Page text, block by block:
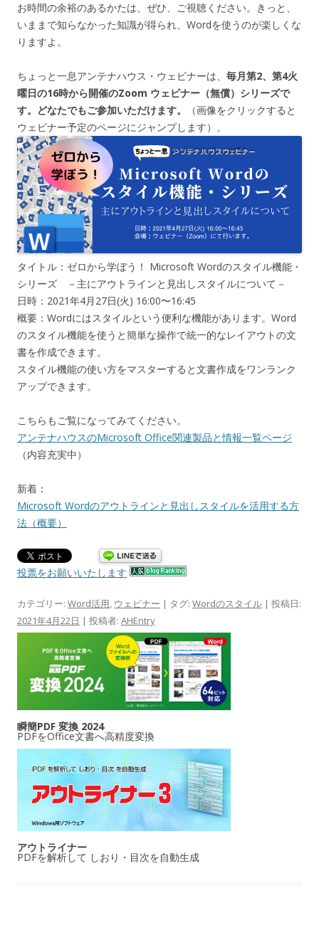
お時間の余裕のあるかたは、ぜひ、ご視聴ください。きっと、
いままで知らなかった知識が得られ、Wordを使うのが楽しくな
りますよ。
ちょっと一息アンテナハウス・ウェビナーは、 毎月第2、第4火
曜日の16時から開催のZoom ウェビナー（無償）シリーズで
す。どなたでもご参加いただけます。
（画像をクリックすると
ウェビナー予定のページにジャンプします）。
タイトル：ゼロから学ぼう！ Microsoft Wordのスタイル機能・
シリーズ －主にアウトラインと見出しスタイルについて－
日時：2021年4月27日(火) 16:00〜16:45
概要：Wordにはスタイルという便利な機能があります。Word
のスタイル機能を使うと簡単な操作で統一的なレイアウトの文
書を作成できます。
スタイル機能の使い方をマスターすると文書作成をワンランク
アップできます。
こちらもご覧になってみてください。
アンテナハウスのMicrosoft Office関連製品と情報一覧ページ
（内容充実中）
新着：
Microsoft Wordのアウトラインと見出しスタイルを活用する方
法（概要）
投票をお願いいたします
カテゴリー: Word活用, ウェビナー | タグ: Wordのスタイル | 投稿日:
2021年4月22日 | 投稿者: AHEntry
瞬簡PDF 変換 2024
PDFをOffice文書へ高精度変換
アウトライナー
PDFを解析して しおり・目次を自動生成